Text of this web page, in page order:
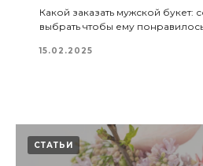
Какой заказать мужской букет:
выбрать чтобы ему
15.02.2025
СТАТЬИ